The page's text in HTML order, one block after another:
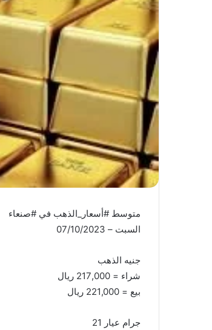
متوسط #أسعار_الذهب في #صنعاء
السبت – 07/10/2023
جنيه الذهب
شراء = 217,000 ريال
بيع = 221,000 ريال
جرام عيار 21